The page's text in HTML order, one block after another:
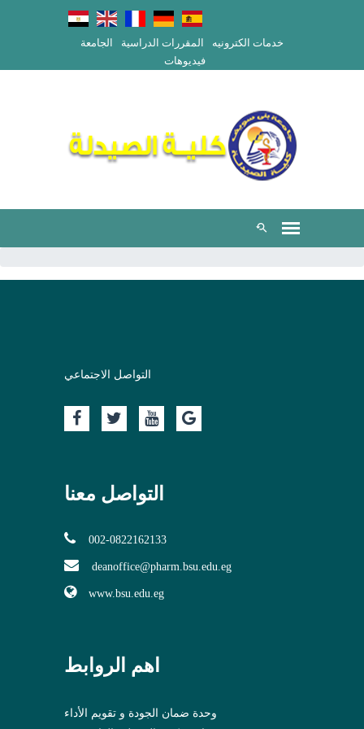
الجامعة المقررات الدراسية
خدمات الكترونيه
فيديوهات
التواصل الاجتماعي
التواصل معنا
002-0822162133
deanoffice@pharm.bsu.edu.eg
www.bsu.edu.eg
اهم الروابط
وحدة ضمان الجودة و تقويم الأداء